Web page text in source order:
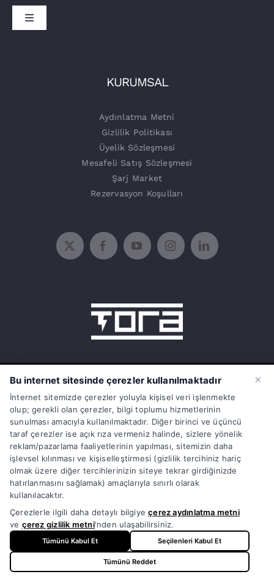
Toggle
KURUMSAL
Aydınlatma Metni
Gizlilik Politikası
Üyelik Sözleşmesi
Mesafeli Satış Sözleşmesi
Şarj Market
Rezervasyon Koşulları
15 Temmuz Mah. 1468 Sok. No:5/31
info@torasarj.com
torateknik@hs01.kep.tr
0850 808 86 72
© Copyright 1998 - 2026 | Tüm Hakları Saklıdır | Powered
by
×
Bu internet sitesinde çerezler kullanılmaktadır
İnternet sitemizde çerezler yoluyla kişisel veri işlenmekte
olup; gerekli olan çerezler, bilgi toplumu hizmetlerinin
sunulması amacıyla kullanılmaktadır. Diğer birinci ve üçüncü
taraf çerezler ise açık rıza vermeniz halinde, sizlere yönelik
reklam/pazarlama faaliyetlerinin yapılması, sitemizin daha
işlevsel kılınması ve kişiselleştirmesi (gizlilik tercihiniz hariç
olmak üzere diğer tercihlerinizin siteye tekrar girdiğinizde
hatırlanmasını sağlamak) amaçlarıyla sınırlı olarak
kullanılacaktır.
Çerezlerle ilgili daha detaylı bilgiyeçerez aydınlatma metni
ve çerez gizlilik metni'nden ulaşabilirsiniz.
Tümünü Kabul Et Seçilenleri Kabul Et
Tümünü Reddet